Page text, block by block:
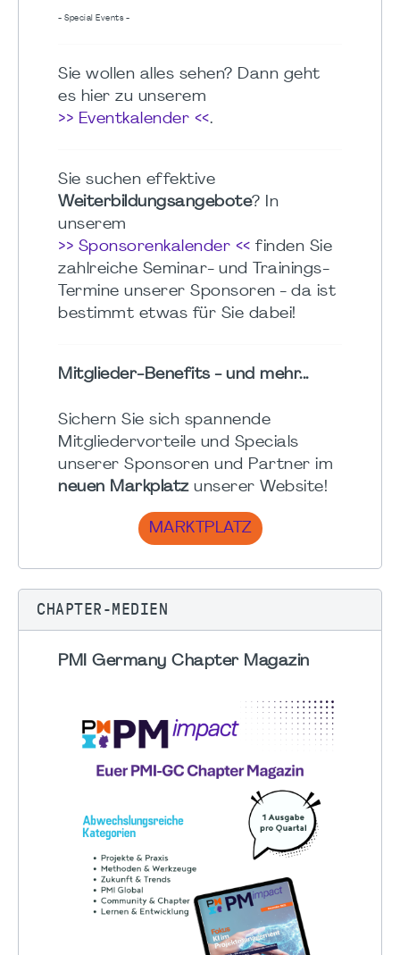
- Special Events -
Sie wollen alles sehen? Dann geht
es hier zu unserem
>> Eventkalender <<.
Sie suchen effektive
Weiterbildungsangebote? In
unserem
>> Sponsorenkalender << finden Sie
zahlreiche Seminar- und Trainings-
Termine unserer Sponsoren - da ist
bestimmt etwas für Sie dabei!
Mitglieder-Benefits - und mehr...
Sichern Sie sich spannende
Mitgliedervorteile und Specials
unserer Sponsoren und Partner im
neuen Markplatzunserer Website!
MARKTPLATZ
CHAPTER-MEDIEN
PMI Germany Chapter Magazin